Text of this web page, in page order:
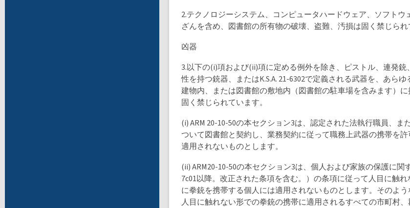
2.テクノロジーシステム、コンピュータハードウェア、ソフトウ
ざんを含め、図書館の所有物の破壊、盗難、汚損は固く禁じられ
凶器
3.以下の(i)項および(ii)項に定める例外を除き、ピストル、連発銃
性を持つ銃器、またはK.S.A. 21-6302で定義される武器を、あら
建物内、または図書館の敷地内（図書館の駐車場を含みます）に
固く禁じられています。
(i) ARM 20-10-50の本セクション3は、認定された法執行職員、ま
ついて図書館と契約し、業務契約に従って職務上武器の携帯を
適用されないものとします。
(ii) ARM20-10-50の本セクション3は、個人および家族の保護に関
7c01以降。改正された条項を含む。）の条項に従って人目に触
に拳銃を携帯する個人には適用されないものとします。そのよう
人目に触れない形での拳銃の携帯に適用されるすべての市町村